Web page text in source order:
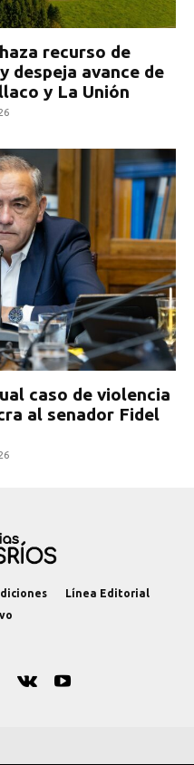
recurso de
despeja avance de
y La Unión
caso de violencia
al senador Fidel
Línea Editorial